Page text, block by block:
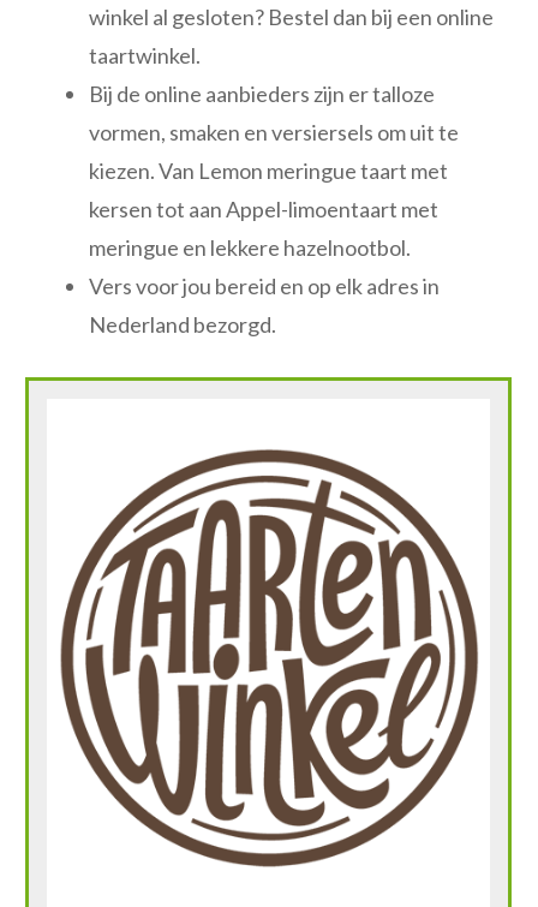
winkel al gesloten? Bestel dan bij een online
taartwinkel.
Bij de online aanbieders zijn er talloze
vormen, smaken en versiersels om uit te
kiezen. Van Lemon meringue taart met
kersen tot aan Appel-limoentaart met
meringue en lekkere hazelnootbol.
Vers voor jou bereid en op elk adres in
Nederland bezorgd.